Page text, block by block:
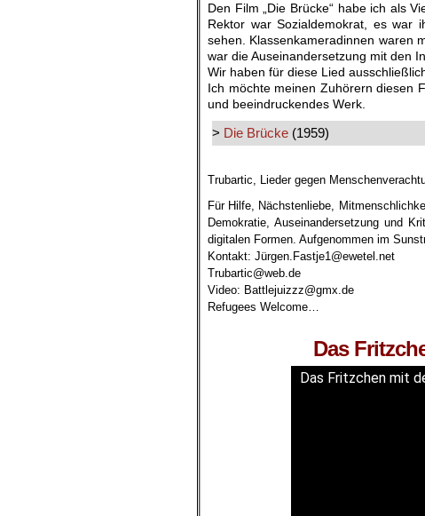
Den Film „Die Brücke“ habe ich als
Rektor war Sozialdemokrat, es war
sehen. Klassenkameradinnen waren
war die Auseinandersetzung mit den
Wir haben für diese Lied
Ich möchte meinen Zuhörern diesen
und beeindruckendes Werk.
> Die Brücke (1959)
Trubartic, Lieder gegen
Für Hilfe, Nächstenliebe,
Demokratie, Auseinandersetzung und
digitalen Formen. Aufgenommen im
Kontakt: Jürgen.Fastje1@ewetel.net
Trubartic@web.de
Video: Battlejuizzz@gmx.de
Refugees Welcome…
Das
Das Fritzchen mit